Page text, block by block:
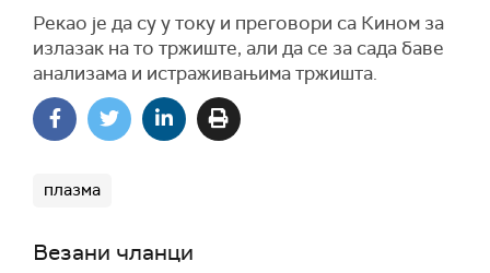
Рекао је да су у току и преговори са Кином за
излазак на то тржиште, али да се за сада баве
анализама и истраживањима тржишта.
плазма
Везани чланци